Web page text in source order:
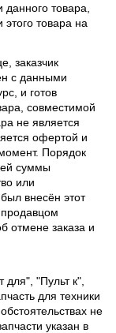
товара,
товара на
заказчик
с данными
и готов
совместимой
не является
офертой и
Порядок
суммы
или
внесён этот
отмене заказа и
для", "Пульт к",
для техники
не
указан в